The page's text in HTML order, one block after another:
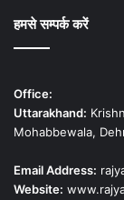
हमसे सम्पर्क करें
Office:
Uttarakhand:
Mohabbewala,
Email Address:
Website: